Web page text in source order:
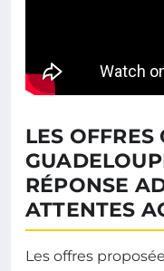
LES OFFRES
RÉPONSE
ATTENTES
Les offres